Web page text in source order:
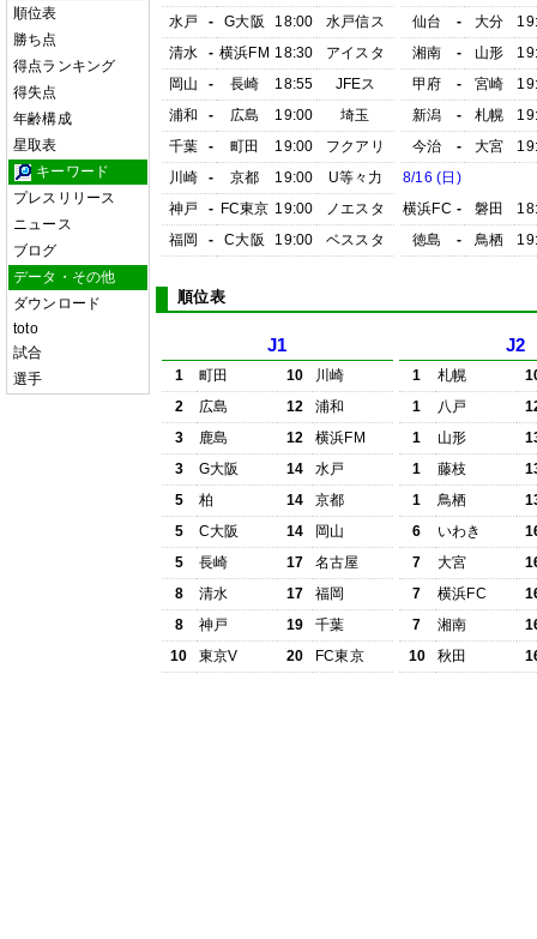
順位表
勝ち点
得点ランキング
得失点
年齢構成
星取表
キーワード
プレスリリース
ニュース
ブログ
データ・その他
ダウンロード
toto
試合
選手
水戸
- G大阪 18:00
水戸信ス
清水
- 横浜FM 18:30
アイスタ
岡山
- 長崎 18:55
JFEス
浦和
- 広島 19:00
埼玉
千葉
- 町田 19:00
フクアリ
川崎
- 京都 19:00
U等々力
神戸
- FC東京 19:00
ノエスタ
福岡
- C大阪 19:00 ベススタ
仙台
- 大分
湘南
- 山形
甲府
- 宮崎
新潟
- 札幌
今治
- 大宮
8/16 (日)
横浜FC - 磐田
徳島
- 鳥栖
順位表
J1
1 町田 10
川崎
2
広島 12
浦和
3
鹿島 12
横浜FM
3
G大阪 14
水戸
5
柏 14
京都
5
C大阪 14
岡山
5
長崎 17
名古屋
8
清水 17
福岡
8
神戸 19
千葉
10
東京V 20 FC東京
J2
1 札幌
1
八戸
1
山形
1
藤枝
1
鳥栖
6
いわき
7
大宮
7
横浜FC
7
湘南
10
秋田